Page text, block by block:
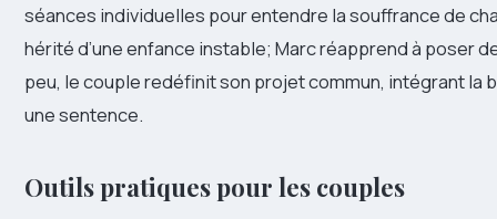
séances individuelles pour entendre la souffrance de
hérité d’une enfance instable; Marc réapprend à poser
peu, le couple redéfinit son projet commun, intégrant la
une sentence.
Outils pratiques pour les couples